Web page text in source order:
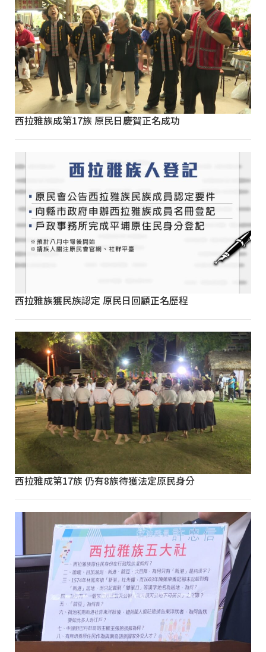
西拉雅族成第17族 原民日慶賀正名成功
西拉雅族獲民族認定 原民日回顧正名歷程
西拉雅成第17族 仍有8族待獲法定原民身分